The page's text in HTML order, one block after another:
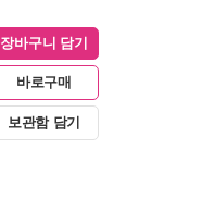
장바구니 담기
바로구매
보관함 담기